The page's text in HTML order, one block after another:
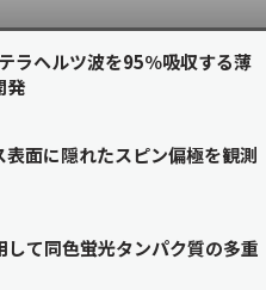
ラヘルツ波を95％吸収する薄
発
面に隠れたスピン偏極を観測
て同色蛍光タンパク質の多重